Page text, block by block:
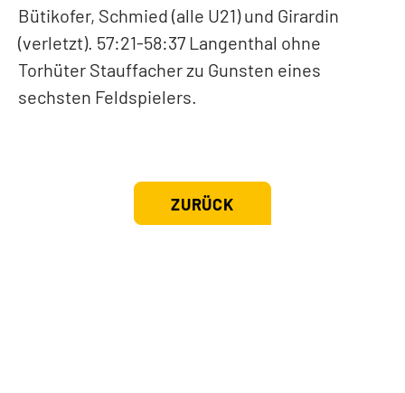
Bütikofer, Schmied (alle U21) und Girardin
(verletzt). 57:21-58:37 Langenthal ohne
Torhüter Stauffacher zu Gunsten eines
sechsten Feldspielers.
ZURÜCK